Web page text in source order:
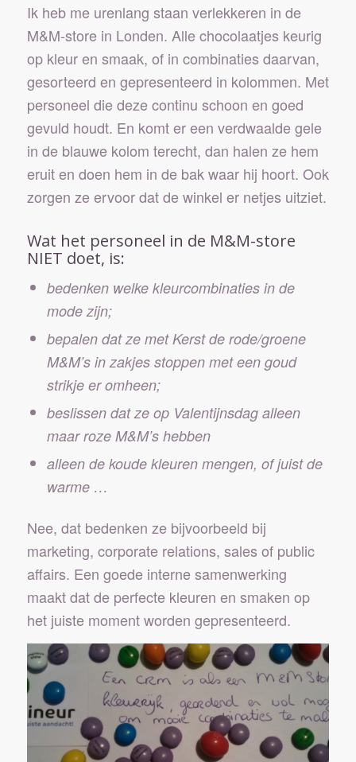
Ik heb me urenlang staan verlekkeren in de
M&M-store in Londen. Alle chocolaatjes keurig
op kleur en smaak, of in combinaties daarvan,
gesorteerd en gepresenteerd in kolommen. Met
personeel die deze continu schoon en goed
gevuld houdt. En komt er een verdwaalde gele
in de blauwe kolom terecht, dan halen ze hem
eruit en doen hem in de bak waar hij hoort. Ook
zorgen ze ervoor dat de winkel er netjes uitziet.
Wat het personeel in de M&M-store
NIET doet, is:
bedenken welke kleurcombinaties in de
mode zijn;
bepalen dat ze met Kerst de rode/groene
M&M’s in zakjes stoppen met een goud
strikje er omheen;
beslissen dat ze op Valentijnsdag alleen
maar roze M&M’s hebben
alleen de koude kleuren mengen, of juist de
warme …
Nee, dat bedenken ze bijvoorbeeld bij
marketing, corporate relations, sales of public
affairs. Een goede interne samenwerking
maakt dat de perfecte kleuren en smaken op
het juiste moment worden gepresenteerd.